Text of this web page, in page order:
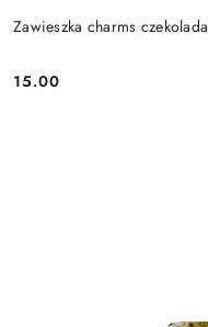
Zawieszka charms czekolada
Cena:
15.00